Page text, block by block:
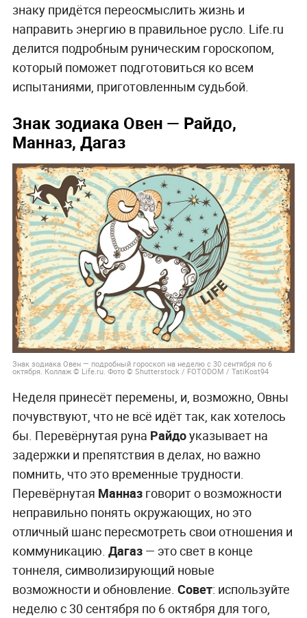
знаку придётся переосмыслить жизнь и
направить энергию в правильное русло. Life.ru
делится подробным руническим гороскопом,
который поможет подготовиться ко всем
испытаниями, приготовленным судьбой.
Знак зодиака Овен — Райдо,
Манназ, Дагаз
Знак зодиака Овен — подробный гороскоп на неделю с 30 сентября по 6
октября. Коллаж © Life.ru. Фото © Shutterstock / FOTODOM / TatiKost94
Неделя принесёт перемены, и, возможно, Овны
почувствуют, что не всё идёт так, как хотелось
бы. Перевёрнутая руна Райдоуказывает на
задержки и препятствия в делах, но важно
помнить, что это временные трудности.
Перевёрнутая Манназговорит о возможности
неправильно понять окружающих, но это
отличный шанс пересмотреть свои отношения и
коммуникацию. Дагаз— это свет в конце
тоннеля, символизирующий новые
возможности и обновление. Совет: используйте
неделю с 30 сентября по 6 октября для того,